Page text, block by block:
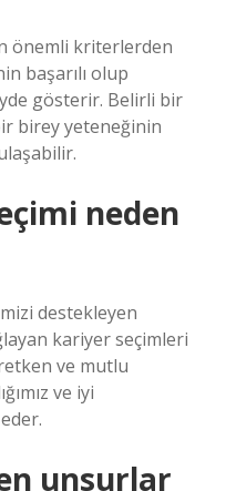
önemli kriterlerden
başarılı olup
gösterir. Belirli bir
birey yeteneğinin
neden
destekleyen
kariyer seçimleri
ve mutlu
ve iyi
unsurlar